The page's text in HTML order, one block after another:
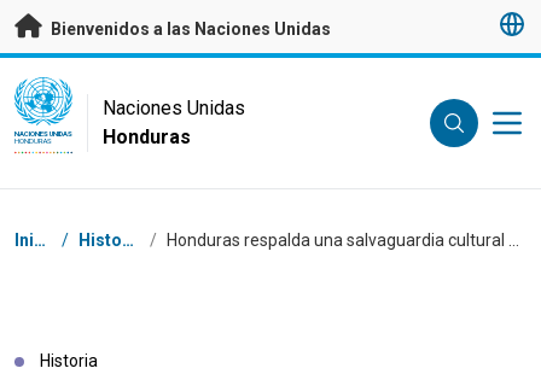
Saltar a contenido principal
Bienvenidos a las Naciones Unidas
UN Logo
NACIONES UNIDAS
HONDURAS
Naciones Unidas
Honduras
Coordenadas dentro de la ruta de navegación
Inicio / Historias /
Historia